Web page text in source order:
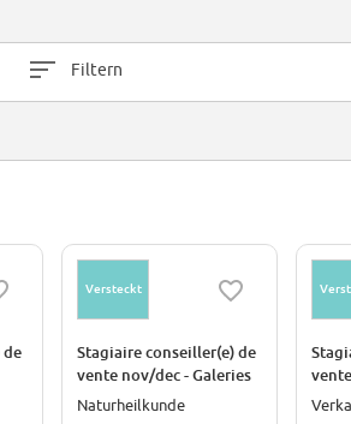
a world of luxury brands, Rituals aims to be
Filtern
de
Versteckt
Stagiaire conseiller(e) de
vente nov/dec - Galeries
Lafayette Metz
Naturheilkunde
sept/